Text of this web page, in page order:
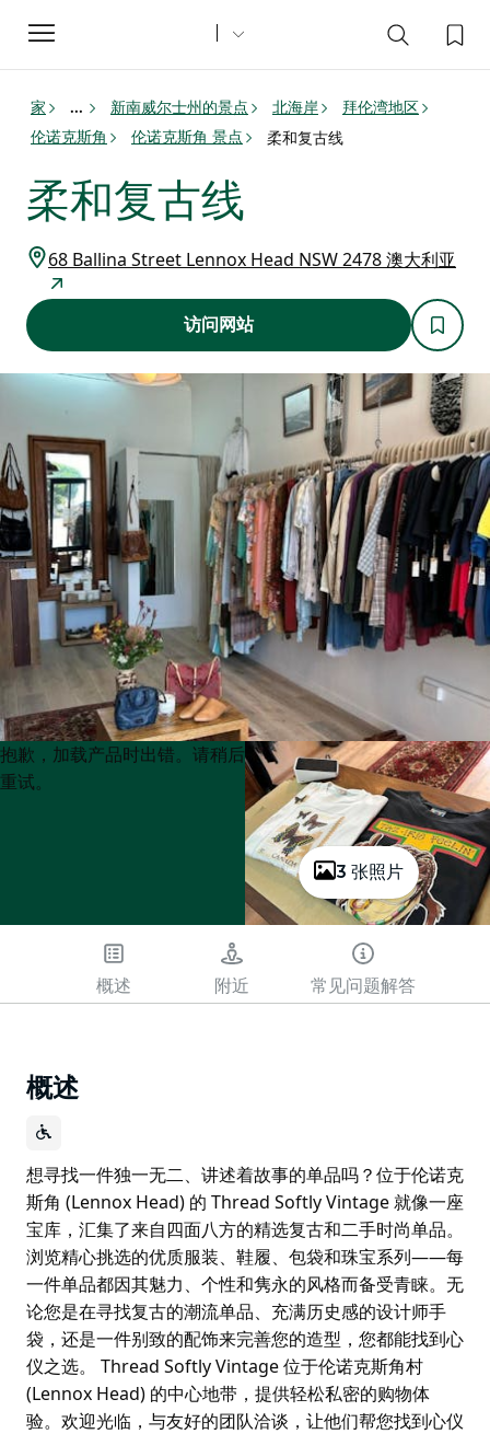
Toggle
navigation
家 ... 新南威尔士州的景点 北海岸
拜伦湾地区
伦诺克斯角
伦诺克斯角 景点 柔和复古线
柔和复古线
68 Ballina Street Lennox Head NSW 2478 澳大利亚
访问网站
3 张照片
Product
List
Product
List
抱歉，加载产品时出错。请稍后
重试。
概述 附近 常见问题解答
概述
想寻找一件独一无二、讲述着故事的单品吗？位于伦诺克
斯角 (Lennox Head) 的 Thread Softly Vintage 就像一座
宝库，汇集了来自四面八方的精选复古和二手时尚单品。
浏览精心挑选的优质服装、鞋履、包袋和珠宝系列——每
一件单品都因其魅力、个性和隽永的风格而备受青睐。无
论您是在寻找复古的潮流单品、充满历史感的设计师手
袋，还是一件别致的配饰来完善您的造型，您都能找到心
仪之选。 Thread Softly Vintage 位于伦诺克斯角村
(Lennox Head) 的中心地带，提供轻松私密的购物体
验。欢迎光临，与友好的团队洽谈，让他们帮您找到心仪